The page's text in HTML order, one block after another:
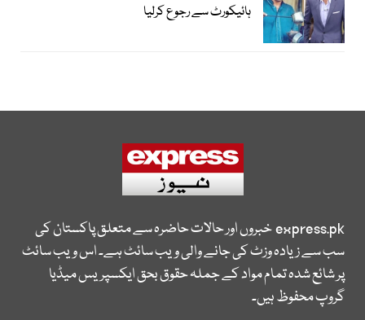
ہائیکورٹ سے رجوع کرلیا
express.pkخبروں اور حالات حاضرہ سے متعلق پاکستان کی
سب سے زیادہ وزٹ کی جانے والی ویب سائٹ ہے۔ اس ویب سائٹ
پر شائع شدہ تمام مواد کے جملہ حقوق بحق ایکسپریس میڈیا
گروپ محفوظ ہیں۔